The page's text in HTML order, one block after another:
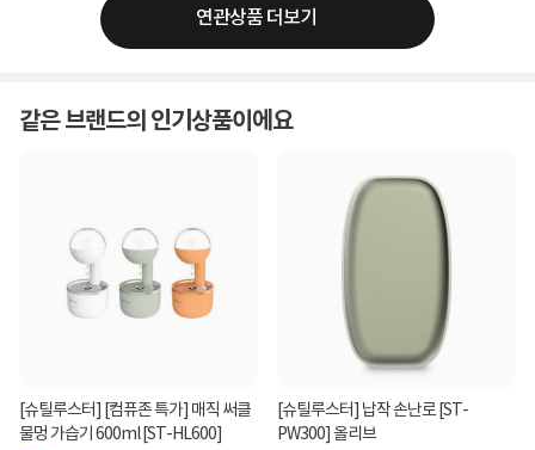
연관상품 더보기
같은 브랜드의 인기상품이에요
[슈틸루스터] [컴퓨존 특가] 매직 써클
물멍 가습기 600ml [ST-HL600]
[슈틸루스터] 납작 손난로 [ST-
PW300] 올리브